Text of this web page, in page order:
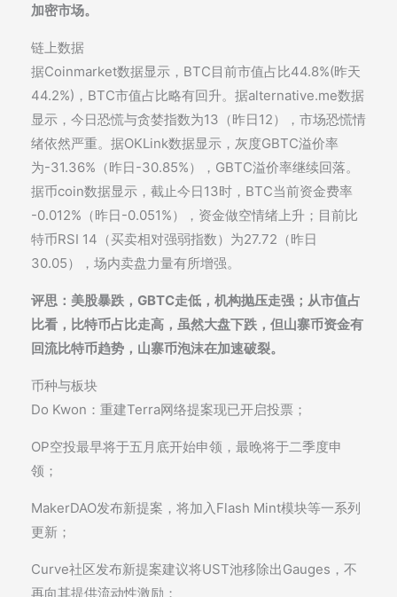
加密市场。
链上数据
据Coinmarket数据显示，BTC目前市值占比44.8%(昨天
44.2%)，BTC市值占比略有回升。据alternative.me数据
显示，今日恐慌与贪婪指数为13（昨日12），市场恐慌情
绪依然严重。据OKLink数据显示，灰度GBTC溢价率
为-31.36%（昨日-30.85%），GBTC溢价率继续回落。
据币coin数据显示，截止今日13时，BTC当前资金费率
-0.012%（昨日-0.051%），资金做空情绪上升；目前比
特币RSI 14（买卖相对强弱指数）为27.72（昨日
30.05），场内卖盘力量有所增强。
评思：美股暴跌，GBTC走低，机构抛压走强；从市值占
比看，比特币占比走高，虽然大盘下跌，但山寨币资金有
回流比特币趋势，山寨币泡沫在加速破裂。
币种与板块
Do Kwon：重建Terra网络提案现已开启投票；
OP空投最早将于五月底开始申领，最晚将于二季度申
领；
MakerDAO发布新提案，将加入Flash Mint模块等一系列
更新；
Curve社区发布新提案建议将UST池移除出Gauges，不
再向其提供流动性激励；